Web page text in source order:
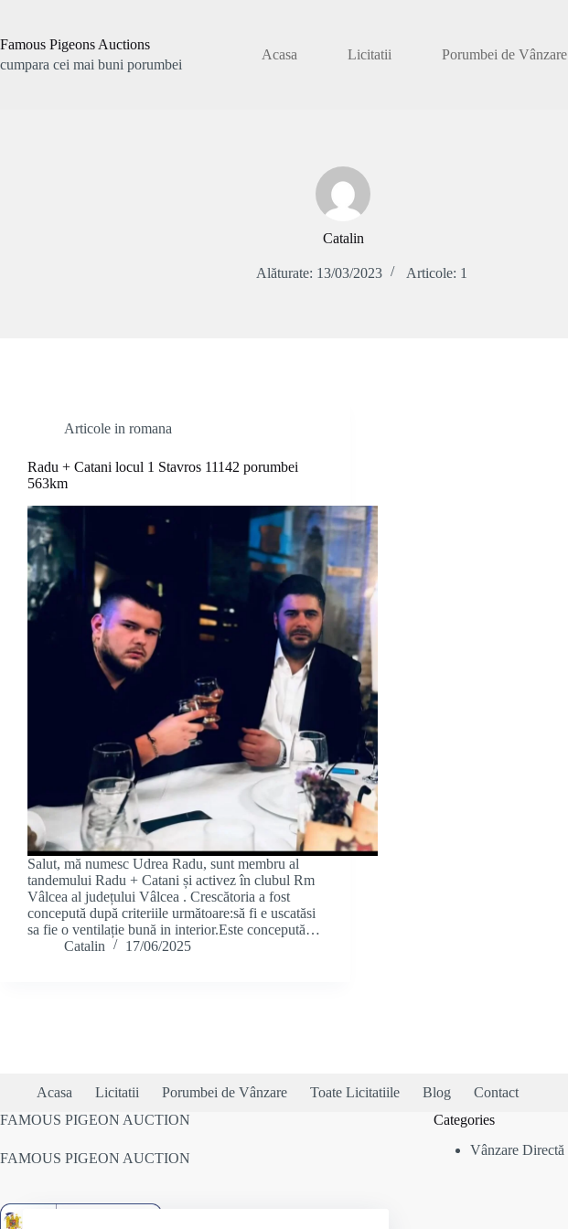
conținut
Famous Pigeons Auctions
cumpara cei mai buni porumbei
Acasa Licitatii Porumbei de Vânzare
Catalin
Alăturate: 13/03/2023 Articole: 1
Articole in romana
Radu + Catani locul 1 Stavros 11142 porumbei
563km
Salut, mă numesc Udrea Radu, sunt membru al
tandemului Radu + Catani și activez în clubul Rm
Vâlcea al județului Vâlcea . Crescătoria a fost
concepută după criteriile următoare:să fi e uscatăsi
sa fie o ventilație bună in interior.Este concepută…
Catalin
17/06/2025
Acasa Licitatii Porumbei de Vânzare Toate Licitatiile Blog
Contact
FAMOUS PIGEON AUCTION
FAMOUS PIGEON AUCTION
Categories
Vânzare Directă